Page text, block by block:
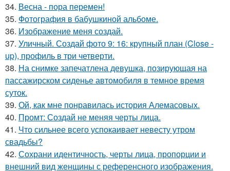
34. Весна - пора перемен!
35. Фотография в бабушкиной альбоме.
36. Изображение меня создай.
37. Уличный. Создай фото 9: 16: крупный план (Close -
up), профиль в три четверти.
38. На снимке запечатлена девушка, позирующая на
пассажирском сиденье автомобиля в темное время
суток.
39. Ой, как мне понравилась история Алемасовых.
40. Промт: Создай не меняя черты лица.
41. Что сильнее всего успокаивает невесту утром
свадьбы?
42. Сохрани идентичность, черты лица, пропорции и
внешний вид женщины с референсного изображения.